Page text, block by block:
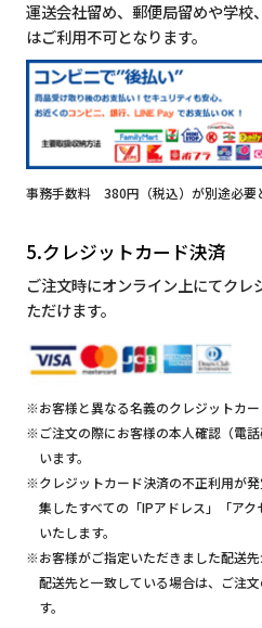
運送会社留め、郵便局留めや学校
はご利用不可となります。
事務手数料 380円（税込）が別途必要
5.クレジットカード決済
ご注文時にオンライン上にてク
ただけます。
※お客様と異なる名義のクレジットカー
※ご注文の際にお客様の本人確認（電
います。
※クレジットカード決済の不正利用が
集したすべての「IPアドレス」「ア
いたします。
※お客様がご指定いただきました配送
配送先と一致している場合は、ご注
す。